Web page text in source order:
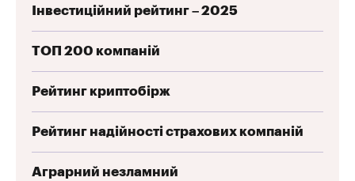
Інвестиційний рейтинг – 2025
ТОП 200 компаній
Рейтинг криптобірж
Рейтинг надійності страхових компаній
Аграрний незламний